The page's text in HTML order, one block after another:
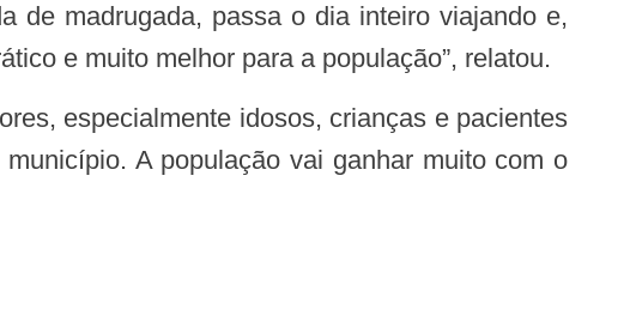
de madrugada, passa o dia inteiro viajando e,
e muito melhor para a população”, relatou.
A população vai ganhar muito com o